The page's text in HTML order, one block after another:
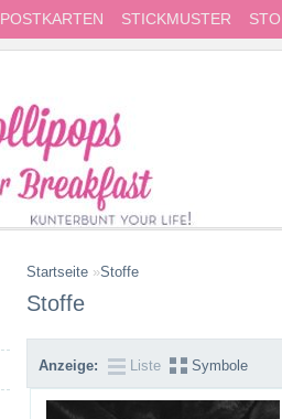
POSTKARTEN STICKMUSTER
Startseite »Stoffe
Stoffe
Anzeige: Liste Symbole